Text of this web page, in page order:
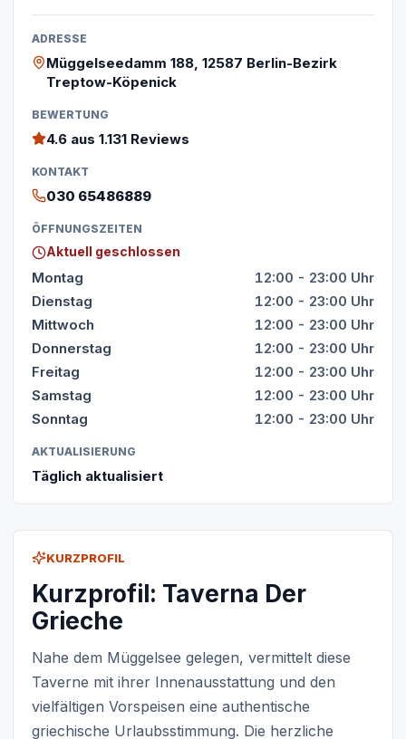
KURZPROFIL
Kurzprofil: Taverna Der
Grieche
Nahe dem Müggelsee gelegen, vermittelt diese
Taverne mit ihrer Innenausstattung und den
vielfältigen Vorspeisen eine authentische
griechische Urlaubsstimmung. Die herzliche
ADRESSE
Müggelseedamm 188, 12587 Berlin-Bezirk
Treptow-Köpenick
BEWERTUNG
4.6 aus 1.131 Reviews
KONTAKT
030 65486889
ÖFFNUNGSZEITEN
Aktuell geschlossen
Montag
12:00 - 23:00 Uhr
Dienstag
12:00 - 23:00 Uhr
Mittwoch
12:00 - 23:00 Uhr
Donnerstag
12:00 - 23:00 Uhr
Freitag
12:00 - 23:00 Uhr
Samstag
12:00 - 23:00 Uhr
Sonntag
12:00 - 23:00 Uhr
AKTUALISIERUNG
Täglich aktualisiert